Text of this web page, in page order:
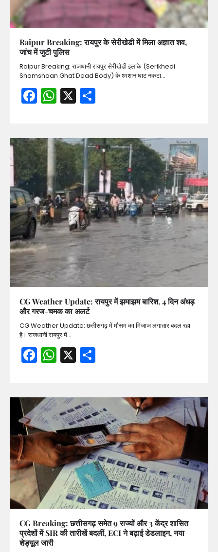
Raipur Breaking: रायपुर के सेरीखेडी में मिला अज्ञात शव,
जांच में जुटी पुलिस
Raipur Breaking: राजधानी रायपुर सेरीखेडी इलाके (Serikhedi
Shamshaan Ghat Dead Body) के श्मशान घाट नकटा…
Facebook
WhatsApp
X
CG Weather Update: रायपुर में झमाझम बारिश, 4 दिन अंधड़
और गरज-चमक का अलर्ट
CG Weather Update: छत्तीसगढ़ में मौसम का मिजाज लगातार बदल रहा
है। राजधानी रायपुर में…
Facebook
WhatsApp
X
CG Breaking: छत्तीसगढ़ समेत 9 राज्यों और 3 केंद्र शासित
प्रदेशों में SIR की तारीखें बदलीं, ECI ने बढ़ाई डेडलाइन, नया
शेड्यूल जारी